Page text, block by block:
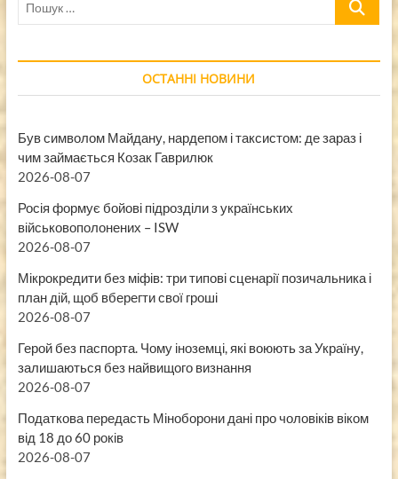
ОСТАННІ НОВИНИ
Був символом Майдану, нардепом і таксистом: де зараз і
чим займається Козак Гаврилюк
2026-08-07
Росія формує бойові підрозділи з українських
військовополонених – ISW
2026-08-07
Мікрокредити без міфів: три типові сценарії позичальника і
план дій, щоб вберегти свої гроші
2026-08-07
Герой без паспорта. Чому іноземці, які воюють за Україну,
залишаються без найвищого визнання
2026-08-07
Податкова передасть Міноборони дані про чоловіків віком
від 18 до 60 років
2026-08-07